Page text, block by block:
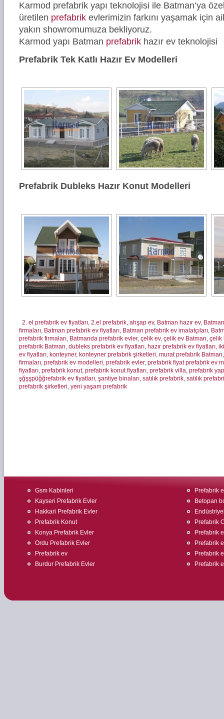
Karmod prefabrik yapı teknolojisi ile Batman’ya
üretilen prefabrik evlerimizin farkını yaşamak için
yakın showromumuza bekliyoruz.
Karmod yapı Batman prefabrik hazır ev teknolojisi
Prefabrik Tek Katlı Hazır Ev Modelleri
Prefabrik Dubleks Hazır Konut Modelleri
2. el prefabrik ev fiyatları, 2.el prefabrik, ahşap ev, Batman hazır ev,
firmaları, Batman prefabrik ev fiyatları, Batman prefabrik ev imalatçıları,
prefabrik firmaları, Batmanda prefabrik evler, çelik ev, çelik ev Batman, çelik
prefabrik Batman, dubleks prefabrik ev fiyatları, hazır prefabrik ev fiyatları,
ev fiyatları, konteyner, konteyner prefabrik şirketleri, murat prefabrik Batman
firmaları, prefabrik ev modelleri, prefabrik evler, prefabrik fiyat prefabrik ev
fiyatları, prefabrik konut, prefabrik konut fiyatları, prefabrik villa, prefabrik
şğşşpüğğrefabrik ev fiyatları, şantiye binaları, satılık prefabrik, satılık
prefabrik şirketleri, yeni yaşam prefabrik
Gsm Kabinleri
Kayseri Prefabrik Evler
Hakkari Prefabrik Evler
Prefabrik Konut
Konya Prefabrik Evler
Ordu Prefabrik Evler
Prefabrik ev
Burdur Prefabrik Evler
Prefabrik
Betopan
Prefabrik
Prefabrik
Prefabrik
Prefabrik
Prefabrik